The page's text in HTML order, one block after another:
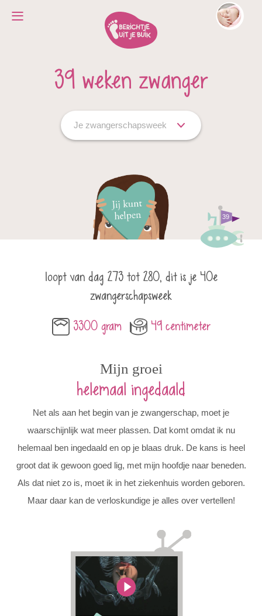
39 weken zwanger
Je zwangerschapsweek
39
loopt van dag 273 tot 280, dit is je 40e
zwangerschapsweek
3300 gram
49 centimeter
Mijn groei
helemaal ingedaald
Net als aan het begin van je zwangerschap, moet je
waarschijnlijk wat meer plassen. Dat komt omdat ik nu
helemaal ben ingedaald en op je blaas druk. De kans is heel
groot dat ik gewoon goed lig, met mijn hoofdje naar beneden.
Als dat niet zo is, moet ik in het ziekenhuis worden geboren.
Maar daar kan de verloskundige je alles over vertellen!